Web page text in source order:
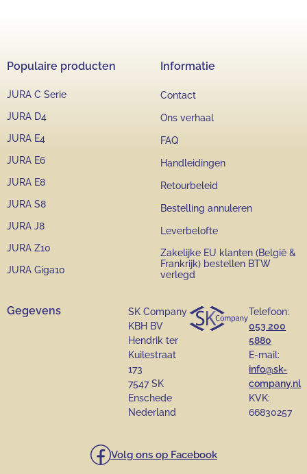
Populaire producten
JURA C Serie
JURA D4
JURA E4
JURA E6
JURA E8
JURA S8
JURA J8
JURA Z10
JURA Giga10
Informatie
Contact
Ons verhaal
FAQ
Handleidingen
Retourbeleid
Bestelling annuleren
Leverbelofte
Zakelijke EU klanten (België &
Frankrijk) bestellen BTW
verlegd
Gegevens
SK Company
KBH BV
Hendrik ter
Kuilestraat
173
7547 SK
Enschede
Nederland
Telefoon:
053 200
5880
E-mail:
info@sk-
company.nl
KVK:
66830257
Volg ons op Facebook